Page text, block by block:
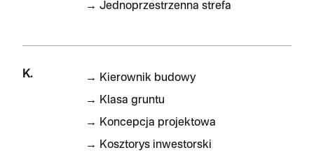
→ Jednoprzestrzenna strefa
K. → Kierownik budowy
→ Klasa gruntu
→ Koncepcja projektowa
→ Kosztorys inwestorski